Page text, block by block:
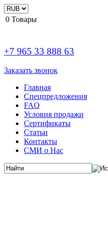
0 Товары
+7 965 33 888 63
Заказать звонок
Главная
Спецпредложения
FAQ
Условия продажи
Сертификаты
Статьи
Контакты
СМИ о Нас